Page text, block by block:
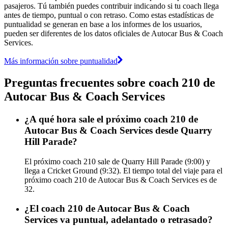
pasajeros. Tú también puedes contribuir indicando si tu coach llega
antes de tiempo, puntual o con retraso. Como estas estadísticas de
puntualidad se generan en base a los informes de los usuarios,
pueden ser diferentes de los datos oficiales de Autocar Bus & Coach
Services.
Más información sobre puntualidad
Preguntas frecuentes sobre coach 210 de
Autocar Bus & Coach Services
¿A qué hora sale el próximo coach 210 de
Autocar Bus & Coach Services desde Quarry
Hill Parade?
El próximo coach 210 sale de Quarry Hill Parade (9:00) y
llega a Cricket Ground (9:32). El tiempo total del viaje para el
próximo coach 210 de Autocar Bus & Coach Services es de
32.
¿El coach 210 de Autocar Bus & Coach
Services va puntual, adelantado o retrasado?